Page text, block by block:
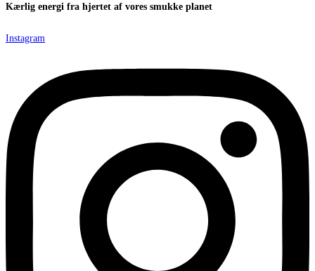
Kærlig energi fra hjertet af vores smukke planet
Instagram